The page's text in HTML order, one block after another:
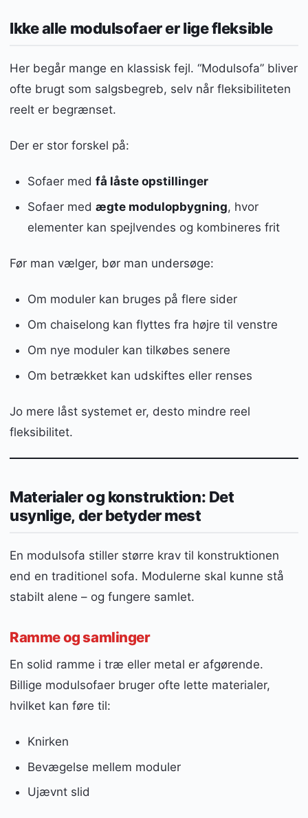
Ikke alle modulsofaer er lige fleksible
Her begår mange en klassisk fejl. “Modulsofa” bliver
ofte brugt som salgsbegreb, selv når fleksibiliteten
reelt er begrænset.
Der er stor forskel på:
Sofaer med få låste opstillinger
Sofaer med ægte modulopbygning, hvor
elementer kan spejlvendes og kombineres frit
Før man vælger, bør man undersøge:
Om moduler kan bruges på flere sider
Om chaiselong kan flyttes fra højre til venstre
Om nye moduler kan tilkøbes senere
Om betrækket kan udskiftes eller renses
Jo mere låst systemet er, desto mindre reel
fleksibilitet.
Materialer og konstruktion: Det
usynlige, der betyder mest
En modulsofa stiller større krav til konstruktionen
end en traditionel sofa. Modulerne skal kunne stå
stabilt alene – og fungere samlet.
Ramme og samlinger
En solid ramme i træ eller metal er afgørende.
Billige modulsofaer bruger ofte lette materialer,
hvilket kan føre til:
Knirken
Bevægelse mellem moduler
Ujævnt slid